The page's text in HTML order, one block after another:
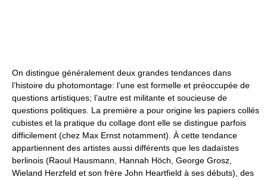
On distingue généralement deux grandes tendances dans
l’histoire du photomontage: l’une est formelle et préoccupée de
questions artistiques; l’autre est militante et soucieuse de
questions politiques. La première a pour origine les papiers collés
cubistes et la pratique du collage dont elle se distingue parfois
difficilement (chez Max Ernst notamment). À cette tendance
appartiennent des artistes aussi différents que les dadaïstes
berlinois (Raoul Hausmann, Hannah Höch, George Grosz,
Wieland Herzfeld et son frère John Heartfield à ses débuts), des